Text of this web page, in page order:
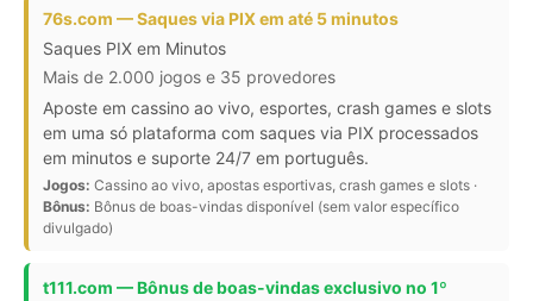
76s.com — Saques via PIX em até 5 minutos
Saques PIX em Minutos
Mais de 2.000 jogos e 35 provedores
Aposte em cassino ao vivo, esportes, crash games e slots
em uma só plataforma com saques via PIX processados
em minutos e suporte 24/7 em português.
Jogos: Cassino ao vivo, apostas esportivas, crash games e slots ·
Bônus: Bônus de boas-vindas disponível (sem valor específico
divulgado)
t111.com — Bônus de boas-vindas exclusivo no 1º